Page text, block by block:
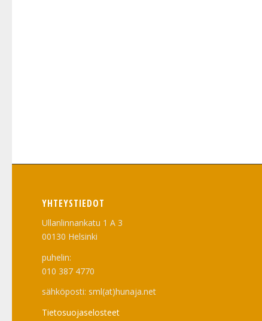
YHTEYSTIEDOT
Ullanlinnankatu 1 A 3
00130 Helsinki
puhelin:
010 387 4770
sähköposti: sml(at)hunaja.net
Tietosuojaselosteet